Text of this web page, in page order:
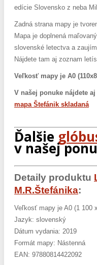
edície Slovensko z neba
Zadná strana mapy je
Mapa je doplnená
slovenské letectva a
Nájdete tam aj zoznam
Veľkosť mapy je A0
V našej ponuke nájdete
mapa Štefánik skladaná
Ďalšie
v našej
Detaily produktu
M.R.Štefánika:
Veľkosť mapy je A0 (1 100
Jazyk: slovenský
Dátum vydania: 2019
Formát mapy: Nástenná
EAN: 97880814422092